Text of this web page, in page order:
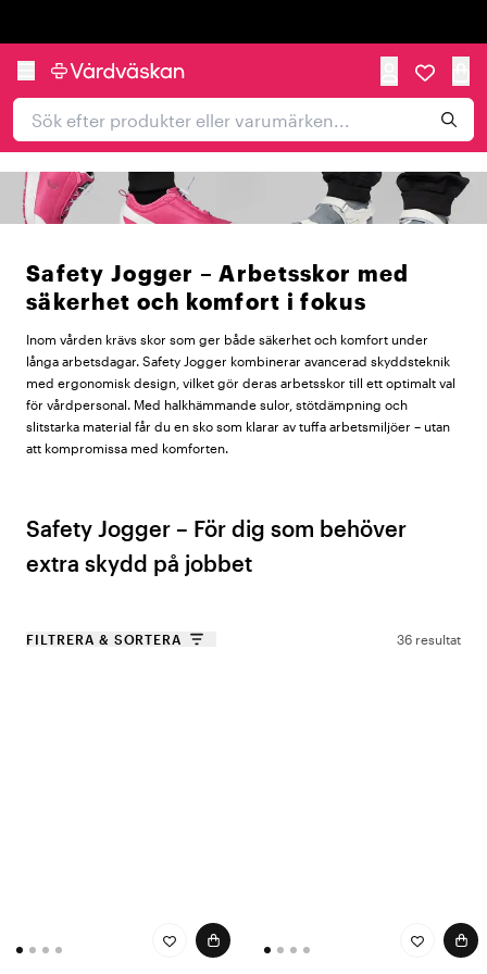
Safety Jogger – Arbetsskor med
säkerhet och komfort i fokus
Inom vården krävs skor som ger både säkerhet och komfort under
långa arbetsdagar. Safety Jogger kombinerar avancerad skyddsteknik
med ergonomisk design, vilket gör deras arbetsskor till ett optimalt val
för vårdpersonal. Med halkhämmande sulor, stötdämpning och
slitstarka material får du en sko som klarar av tuffa arbetsmiljöer – utan
att kompromissa med komforten.
Safety Jogger – För dig som behöver
extra skydd på jobbet
högkvalitativa skyddsskor, men deras modeller för vårdpersonal är
FILTRERA & SORTERA 36 resultat